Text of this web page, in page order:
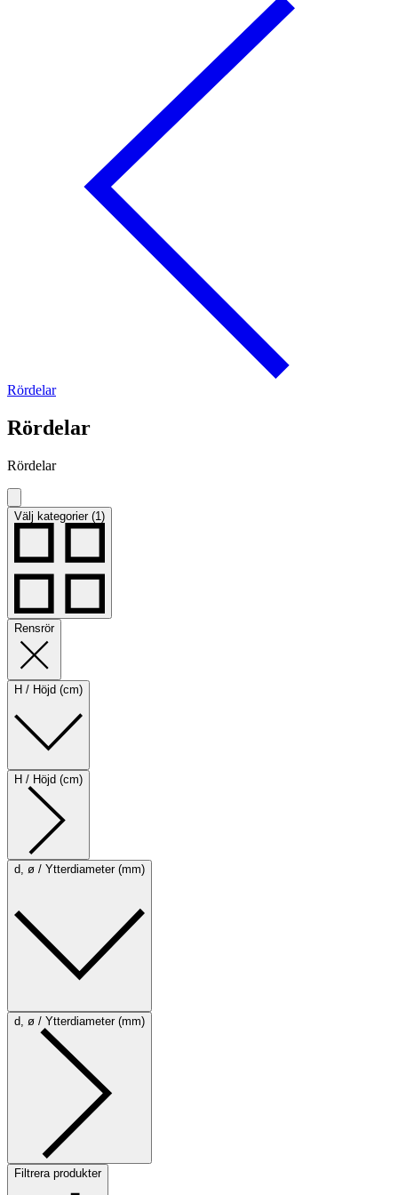
Rördelar
Rördelar
Rördelar
Välj kategorier (1)
Rensrör
H / Höjd (cm)
H / Höjd (cm)
d, ø / Ytterdiameter (mm)
d, ø / Ytterdiameter (mm)
Filtrera produkter